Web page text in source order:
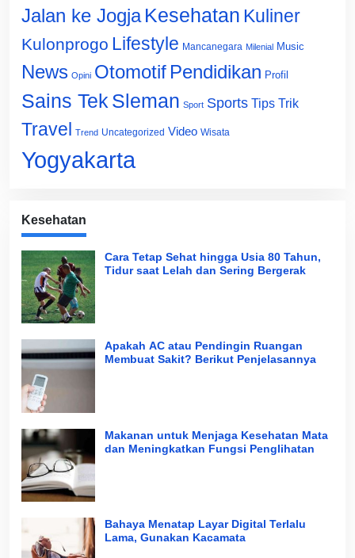
Jalan ke Jogja Kesehatan Kuliner
Kulonprogo Lifestyle Mancanegara Milenial Music
News Opini Otomotif Pendidikan Profil
Sains Tek Sleman Sport Sports Tips Trik
Travel Trend Uncategorized Video Wisata
Yogyakarta
Kesehatan
Cara Tetap Sehat hingga Usia 80 Tahun,
Tidur saat Lelah dan Sering Bergerak
Apakah AC atau Pendingin Ruangan
Membuat Sakit? Berikut Penjelasannya
Makanan untuk Menjaga Kesehatan Mata
dan Meningkatkan Fungsi Penglihatan
Bahaya Menatap Layar Digital Terlalu
Lama, Gunakan Kacamata